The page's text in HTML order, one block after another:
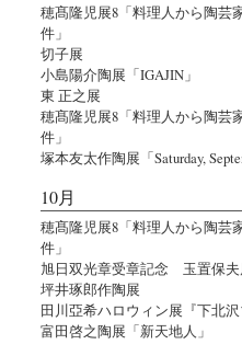
穂髙隆児展8「料理人から陶芸
件」
切子展
小島陽介陶展「IGAJIN」
東 正之展
穂髙隆児展8「料理人から陶芸
件」
塚本友太作陶展「Saturday,
10月
穂髙隆児展8「料理人から陶芸
件」
旭日双光章受章記念 玉置保夫
坪井琢郎作陶展
田川亞希ハロウィン展『下北沢
富田啓之陶展「新天地人」